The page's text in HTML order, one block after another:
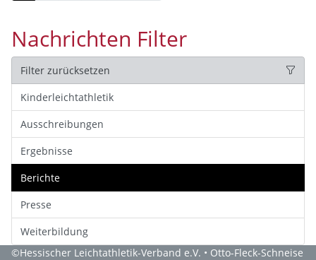
Nachrichten Filter
Filter zurücksetzen
Kinderleichtathletik
Ausschreibungen
Ergebnisse
Berichte
Presse
Weiterbildung
©Hessischer Leichtathletik-Verband e.V. • Otto-Fleck-Schneise